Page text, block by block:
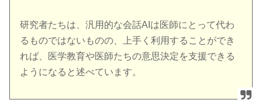
研究者たちは、汎用的な会話AIは医師にとって代わ
るものではないものの、上手く利用することができ
れば、医学教育や医師たちの意思決定を支援できる
ようになると述べています。